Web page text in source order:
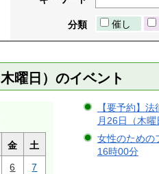
分類 催し
曜日）のイベント
金
土
6 7
【要予約】
月26日（木
女性のための
16時00分